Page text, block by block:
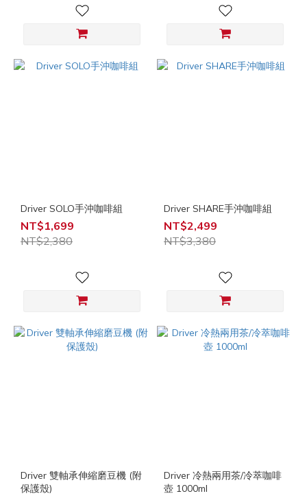
Driver SOLO手沖咖啡組
NT$1,699
NT$2,380
Driver SHARE手沖咖啡組
NT$2,499
NT$3,380
Driver 雙軸承伸縮磨豆機 (附
保護殼)
Driver 冷熱兩用茶/冷萃咖啡
壺 1000ml